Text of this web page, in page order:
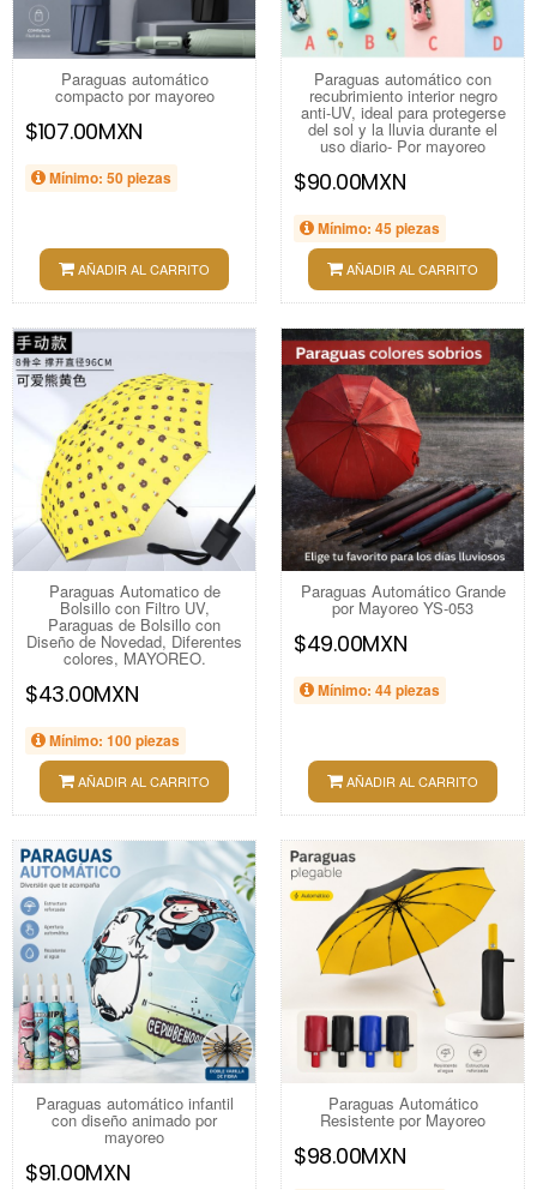
Paraguas automático
compacto por mayoreo
$107.00MXN
Mínimo: 50 piezas
AÑADIR AL CARRITO
Paraguas automático con
recubrimiento interior negro
anti-UV, ideal para protegerse
del sol y la lluvia durante el
uso diario- Por mayoreo
$90.00MXN
Mínimo: 45 piezas
AÑADIR AL CARRITO
Paraguas Automatico de
Bolsillo con Filtro UV,
Paraguas de Bolsillo con
Diseño de Novedad, Diferentes
colores, MAYOREO.
$43.00MXN
Mínimo: 100 piezas
AÑADIR AL CARRITO
Paraguas Automático Grande
por Mayoreo YS-053
$49.00MXN
Mínimo: 44 piezas
AÑADIR AL CARRITO
Paraguas automático infantil
con diseño animado por
mayoreo
$91.00MXN
Paraguas Automático
Resistente por Mayoreo
$98.00MXN